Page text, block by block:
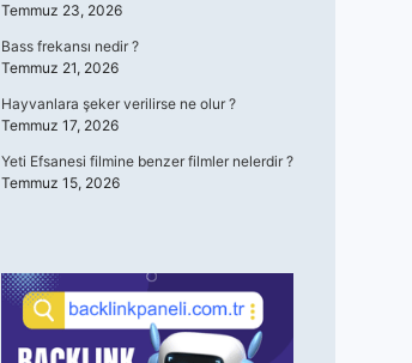
Temmuz 23, 2026
Bass frekansı nedir ?
Temmuz 21, 2026
Hayvanlara şeker verilirse ne olur ?
Temmuz 17, 2026
Yeti Efsanesi filmine benzer filmler nelerdir ?
Temmuz 15, 2026